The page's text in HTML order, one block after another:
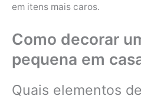
em itens mais caros.
Como decorar
pequena em
Quais elementos